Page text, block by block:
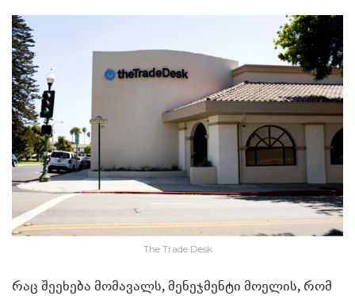
The Trade Desk
რაც შეეხება მომავალს, მენეჯმენტი მოელის, რომ